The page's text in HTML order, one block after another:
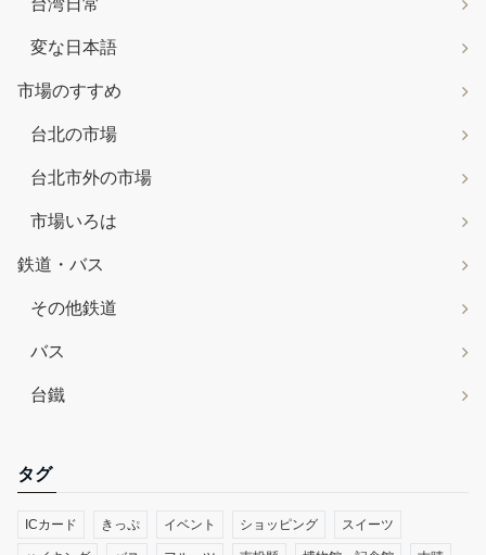
台湾日常
変な日本語
市場のすすめ
台北の市場
台北市外の市場
市場いろは
鉄道・バス
その他鉄道
バス
台鐵
タグ
ICカード きっぷ イベント ショッピング スイーツ